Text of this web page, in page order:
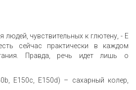
людей, чувствительных к глютену, - E
сейчас практически в каждом
Правда, речь идет лишь о
E150c, E150d) – сахарный колер,